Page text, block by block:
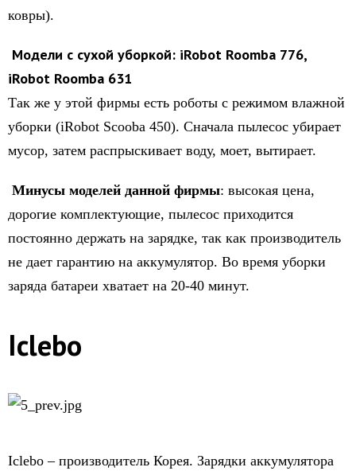
ковры).
Модели с сухой уборкой: iRobot Roomba 776,
iRobot Roomba 631
Так же у этой фирмы есть роботы с режимом влажной
уборки (iRobot Scooba 450). Сначала пылесос убирает
мусор, затем распрыскивает воду, моет, вытирает.
Минусы моделей данной фирмы: высокая цена,
дорогие комплектующие, пылесос приходится
постоянно держать на зарядке, так как производитель
не дает гарантию на аккумулятор. Во время уборки
заряда батареи хватает на 20-40 минут.
Iclebo
Iclebo – производитель Корея. Зарядки аккумулятора